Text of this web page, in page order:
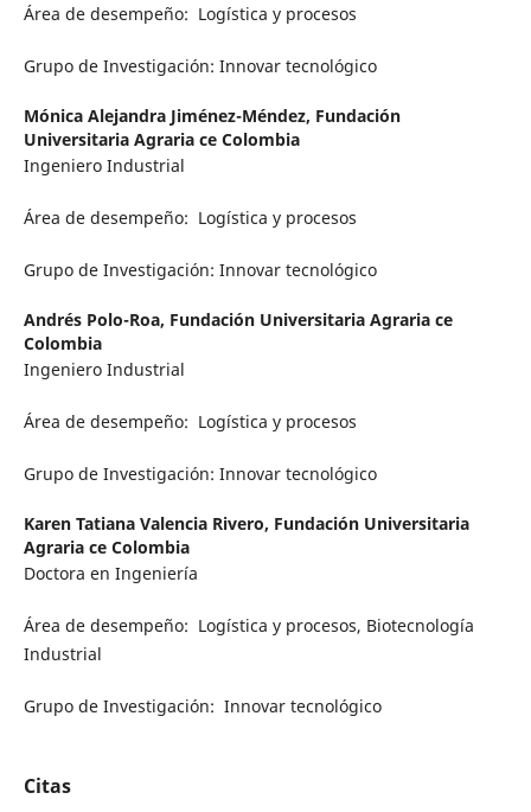
Área de desempeño: ­­­­­ Logística y procesos
Grupo de Investigación:­­­­­­ Innovar tecnológico
Mónica Alejandra Jiménez-Méndez, Fundación
Universitaria Agraria ce Colombia
Ingeniero Industrial
Área de desempeño: ­­­­­ Logística y procesos
Grupo de Investigación:­­­­­­ Innovar tecnológico
Andrés Polo-Roa, Fundación Universitaria Agraria ce
Colombia
Ingeniero Industrial
Área de desempeño: ­­­­­ Logística y procesos
Grupo de Investigación:­­­­­­ Innovar tecnológico
Karen Tatiana Valencia Rivero, Fundación Universitaria
Agraria ce Colombia
Doctora en Ingeniería
Área de desempeño: ­­­­­ Logística y procesos, Biotecnología
Industrial
Grupo de Investigación: ­­­­­­ Innovar tecnológico
Citas